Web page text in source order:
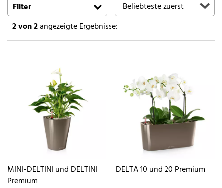
Filter
2von 2angezeigte Ergebnisse:
MINI-DELTINI und DELTINI
Premium
DELTA 10 und 20 Premium